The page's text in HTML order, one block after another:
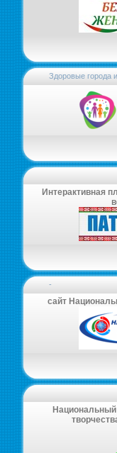
Здоровые города
Интерактивная
-
сайт
Национальный